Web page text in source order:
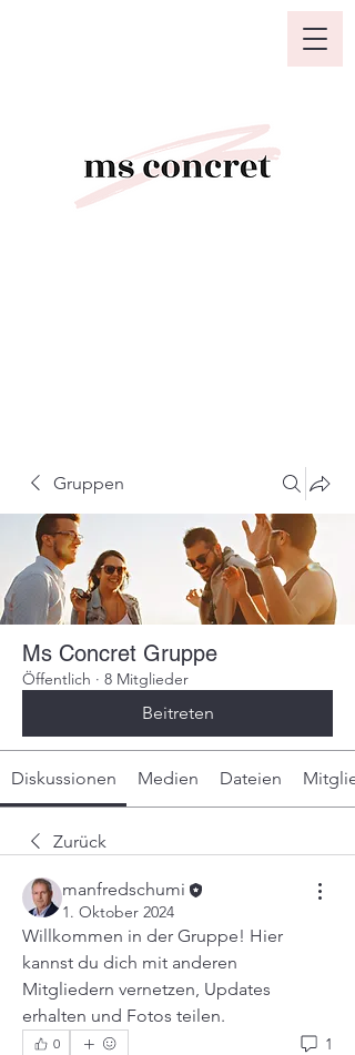
Gruppen
Ms Concret Gruppe
Öffentlich · 8 Mitglieder
Beitreten
Diskussionen Medien Dateien
Zurück
manfredschumi
1. Oktober 2024
Willkommen in der Gruppe! Hier
kannst du dich mit anderen
Mitgliedern vernetzen, Updates
erhalten und Fotos teilen.
0 1